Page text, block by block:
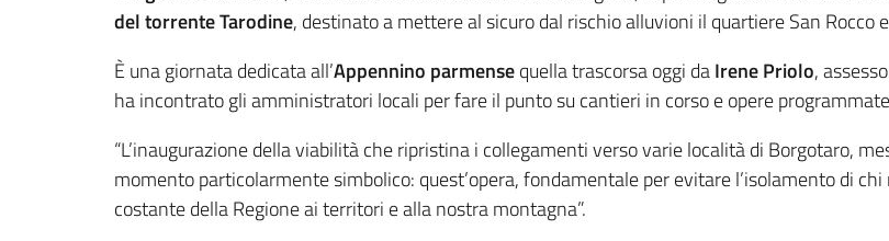
del torrente Tarodine, destinato a mettere al sicuro dal rischio alluvioni il quartiere San Rocco
È una giornata dedicata all’Appennino parmensequella trascorsa oggi daIrene Priolo,
ha incontrato gli amministratori locali per fare il punto su cantieri in corso e opere
“L’inaugurazione della viabilità che ripristina i collegamenti verso varie località di Borgotaro,
momento particolarmente simbolico: quest’opera, fondamentale per evitare l’isolamento di
costante della Regione ai territori e alla nostra montagna”.